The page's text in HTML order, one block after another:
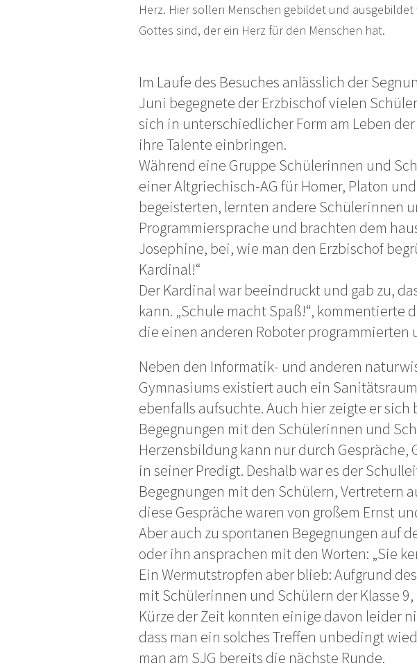
Herz. Hier sollen Menschen gebildet und
Gottes sind, der ein Herz für den Menschen hat.
Im Laufe des Besuches anlässlich der
Juni begegnete der Erzbischof vielen
sich in unterschiedlicher Form am Leben
ihre Talente einbringen.
Während eine Gruppe Schülerinnen und
einer Altgriechisch-AG für Homer, Platon
begeisterten, lernten andere Schülerinnen
Programmiersprache und brachten dem
Josephine, bei, wie man den Erzbischof
Kardinal!“
Der Kardinal war beeindruckt und gab zu,
kann. „Schule macht Spaß!“, kommentierte
die einen anderen Roboter programmierten
Neben den Informatik- und anderen
Gymnasiums existiert auch ein
ebenfalls aufsuchte. Auch hier zeigte er
Begegnungen mit den Schülerinnen und
Herzensbildung kann nur durch Gespräche,
in seiner Predigt. Deshalb war es der
Begegnungen mit den Schülern, Vertretern
diese Gespräche waren von großem Ernst
Aber auch zu spontanen Begegnungen auf
oder ihn ansprachen mit den Worten: „Sie
Ein Wermutstropfen aber blieb: Aufgrund
mit Schülerinnen und Schülern der Klasse
Kürze der Zeit konnten einige davon leider
dass man ein solches Treffen unbedingt
man am SJG bereits die nächste Runde.